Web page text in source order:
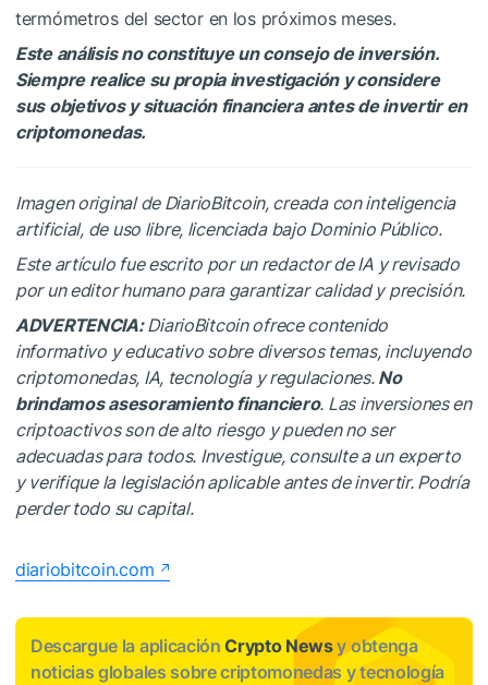
termómetros del sector en los próximos meses.
Este análisis no constituye un consejo de inversión.
Siempre realice su propia investigación y considere
sus objetivos y situación financiera antes de invertir en
criptomonedas.
Imagen original de DiarioBitcoin, creada con inteligencia
artificial, de uso libre, licenciada bajo Dominio Público.
Este artículo fue escrito por un redactor de IA y revisado
por un editor humano para garantizar calidad y precisión.
ADVERTENCIA:DiarioBitcoin ofrece contenido
informativo y educativo sobre diversos temas, incluyendo
criptomonedas, IA, tecnología y regulaciones. No
brindamos asesoramiento financiero. Las inversiones en
criptoactivos son de alto riesgo y pueden no ser
adecuadas para todos. Investigue, consulte a un experto
y verifique la legislación aplicable antes de invertir. Podría
perder todo su capital.
diariobitcoin.com
Descargue la aplicaciónCrypto Newsy obtenga
noticias globales sobre criptomonedas y tecnología